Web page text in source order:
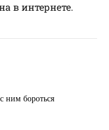
в интернете.
ним бороться